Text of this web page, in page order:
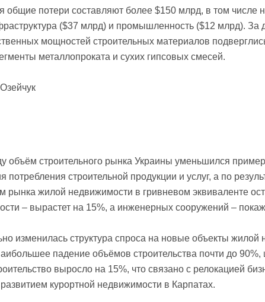
общие потери составляют более $150 млрд, в том
($37 млрд) и промышленность ($12 млрд). За
мощностей строительных материалов
металлопроката и сухих гипсовых смесей.
объём строительного рынка Украины уменьшился
потребления строительной продукции и услуг, а по
рынка жилой недвижимости в гривневом эквиваленте
– вырастет на 15%, а инженерных сооружений –
изменилась структура спроса на новые объекты
падение объёмов строительства почти до
выросло на 15%, что связано с релокацией
курортной недвижимости в Карпатах.